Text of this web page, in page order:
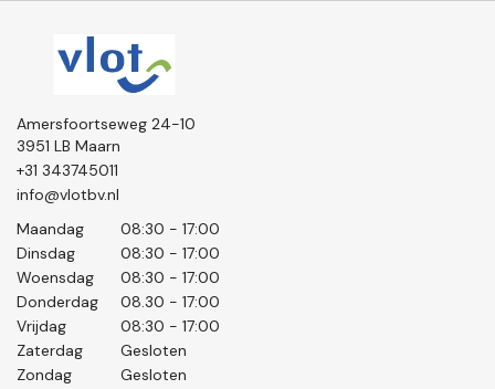
Amersfoortseweg 24-10
3951 LB Maarn
+31 343745011
info@vlotbv.nl
Maandag
08:30 - 17:00
Dinsdag
08:30 - 17:00
Woensdag
08:30 - 17:00
Donderdag
08.30 - 17:00
Vrijdag
08:30 - 17:00
Zaterdag
Gesloten
Zondag
Gesloten